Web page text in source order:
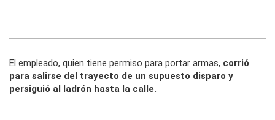
El empleado, quien tiene permiso para portar armas, corrió
para salirse del trayecto de un supuesto disparo y
persiguió al ladrón hasta la calle.